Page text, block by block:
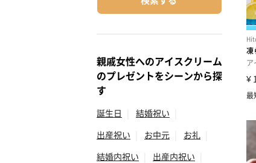
親戚女性へのアイスクリーム
のプレゼントをシーンから探
す
誕生日 結婚祝い
出産祝い
お中元 お礼
結婚内祝い
出産内祝い